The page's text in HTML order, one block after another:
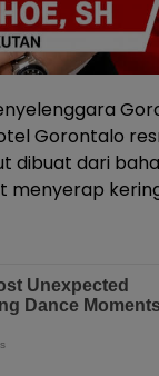
Gorontalo
dibuat dari
menyerap